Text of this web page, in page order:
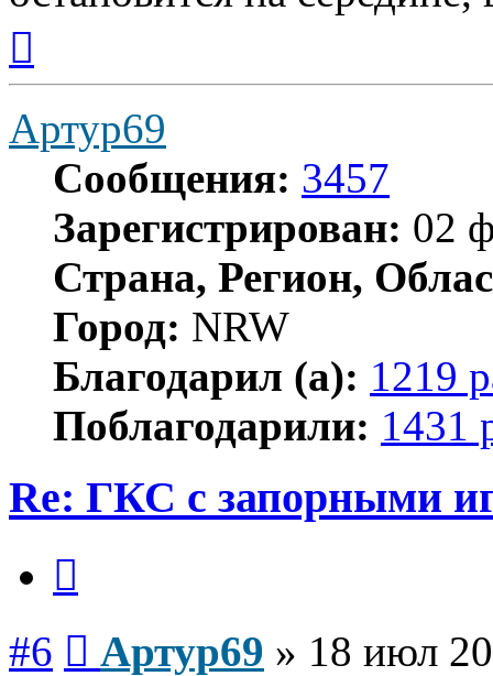
началу
Артур69
Сообщения: 3457
Зарегистрирован: 02
Страна, Регион,
Город: NRW
Благодарил (а): 1219
Поблагодарили: 1431
Re: ГКС с запорными
#6 Артур69 » 18 июл